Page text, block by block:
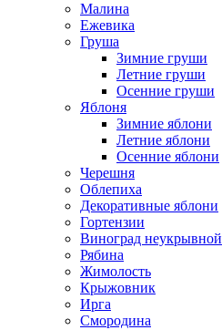
Малина
Ежевика
Груша
Зимние груши
Летние груши
Осенние груши
Яблоня
Зимние яблони
Летние яблони
Осенние яблони
Черешня
Облепиха
Декоративные яблони
Гортензии
Виноград неукрывной
Рябина
Жимолость
Крыжовник
Ирга
Смородина